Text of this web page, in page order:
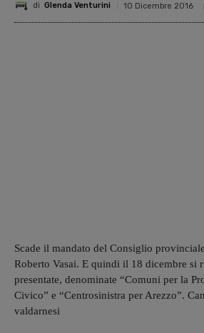
di Glenda Venturini 10 Dicembre 2016
Scade il mandato del Consiglio
Roberto Vasai. E quindi il 18 dicembre si
presentate, denominate “Comuni per la
Civico” e “Centrosinistra per Arezzo”.
valdarnesi